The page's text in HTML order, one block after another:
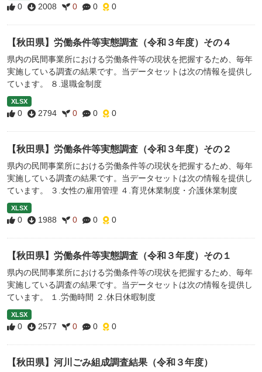
0 2008 0 0 0
【秋田県】労働条件等実態調査（令和３年度）その４
県内の民間事業所における労働条件等の現状を把握するため、毎年
実施している調査の結果です。当データセットは次の情報を提供し
ています。 ８.退職金制度
XLSX
0 2794 0 0 0
【秋田県】労働条件等実態調査（令和３年度）その２
県内の民間事業所における労働条件等の現状を把握するため、毎年
実施している調査の結果です。当データセットは次の情報を提供し
ています。 ３.女性の雇用管理 ４.育児休業制度・介護休業制度
XLSX
0 1988 0 0 0
【秋田県】労働条件等実態調査（令和３年度）その１
県内の民間事業所における労働条件等の現状を把握するため、毎年
実施している調査の結果です。当データセットは次の情報を提供し
ています。 １.労働時間 ２.休日休暇制度
XLSX
0 2577 0 0 0
【秋田県】河川ごみ組成調査結果（令和３年度）